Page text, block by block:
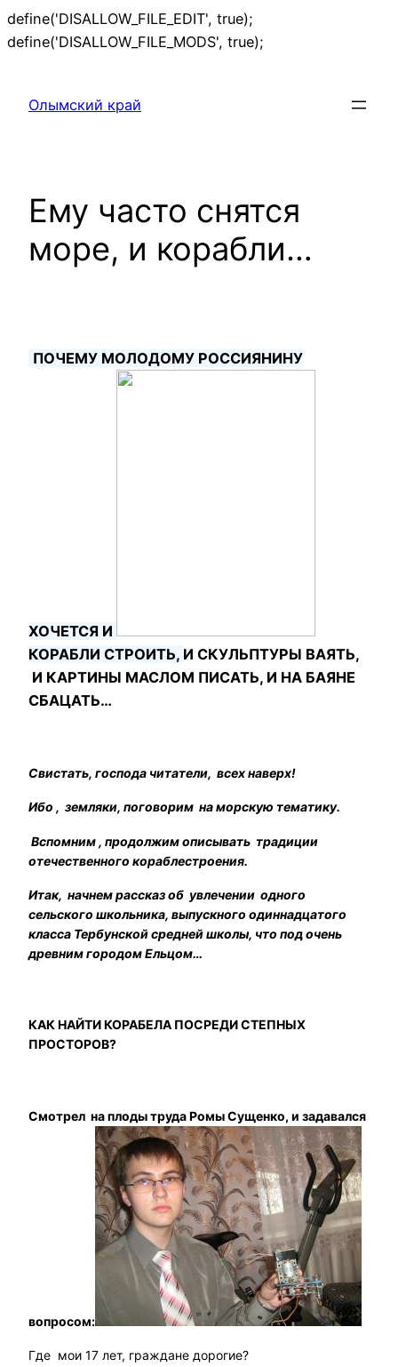
define('DISALLOW_FILE_EDIT', true);
define('DISALLOW_FILE_MODS', true);
Олымский край
Ему часто снятся
море, и корабли…
ПОЧЕМУ МОЛОДОМУ РОССИЯНИНУ
ХОЧЕТСЯ И
КОРАБЛИ СТРОИТЬ, И СКУЛЬПТУРЫ ВАЯТЬ,
И КАРТИНЫ МАСЛОМ ПИСАТЬ, И НА БАЯНЕ
СБАЦАТЬ…
Свистать, господа читатели, всех наверх!
Ибо , земляки, поговорим на морскую тематику.
Вспомним , продолжим описывать традиции
отечественного кораблестроения.
Итак, начнем рассказ об увлечении одного
сельского школьника, выпускного одиннадцатого
класса Тербунской средней школы, что под очень
древним городом Ельцом…
КАК НАЙТИ КОРАБЕЛА ПОСРЕДИ СТЕПНЫХ
ПРОСТОРОВ?
Смотрел на плоды труда Ромы Сущенко, и задавался
вопросом:
Где мои 17 лет, граждане дорогие?